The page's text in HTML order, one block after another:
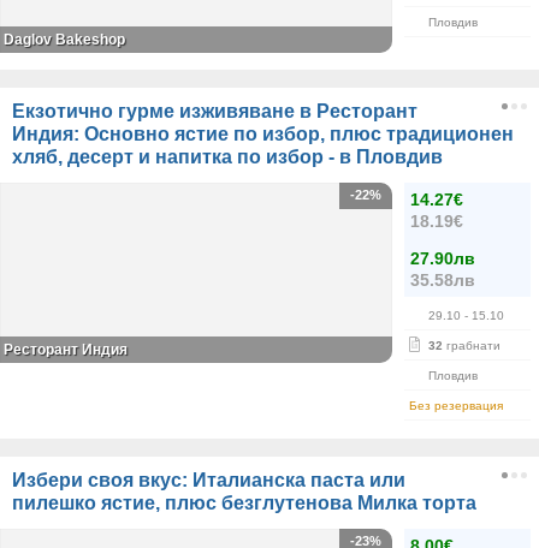
Пловдив
Daglov Bakeshop
Екзотично гурме изживяване в Ресторант
Индия: Основно ястие по избор, плюс традиционен
хляб, десерт и напитка по избор - в Пловдив
14.27€
18.19€
27.90лв
35.58лв
29.10 - 15.10
32 грабнати
Пловдив
Без резервация
-22%
Ресторант Индия
Избери своя вкус: Италианска паста или
пилешко ястие, плюс безглутенова Милка торта
-23%